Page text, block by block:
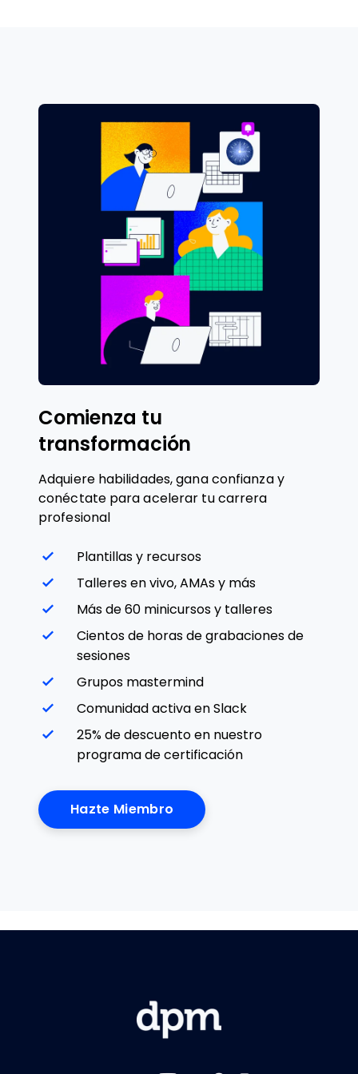
Comienza tu
transformación
Adquiere habilidades, gana confianza y
conéctate para acelerar tu carrera
profesional
Plantillas y recursos
Talleres en vivo, AMAs y más
Más de 60 minicursos y talleres
Cientos de horas de grabaciones de
sesiones
Grupos mastermind
Comunidad activa en Slack
25% de descuento en nuestro
programa de certificación
Hazte Miembro